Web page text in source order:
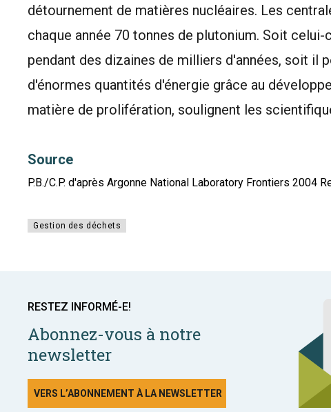
détournement de matières nucléaires. Les
chaque année 70 tonnes de plutonium. Soit
pendant des dizaines de milliers d'années, soit il
d'énormes quantités d'énergie grâce au
matière de prolifération, soulignent les
Source
P.B./C.P. d'après Argonne National Laboratory Frontiers 2004
Gestion des déchets
RESTEZ INFORMÉ-E!
Abonnez-vous à notre
newsletter
VERS L’ABONNEMENT À LA NEWSLETTER